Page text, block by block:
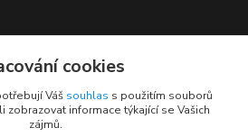
613 837cookies
Váš souhlas s použitím souborů
zobrazovat informace týkající se Vašich
zájmů.